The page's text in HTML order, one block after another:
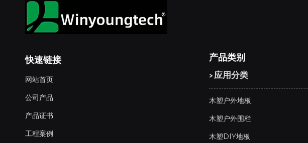
快速链接
网站首页
公司产品
产品证书
工程案例
产品类别
> 应用分类
木塑户外地板
木塑户外围栏
木塑DIY地板